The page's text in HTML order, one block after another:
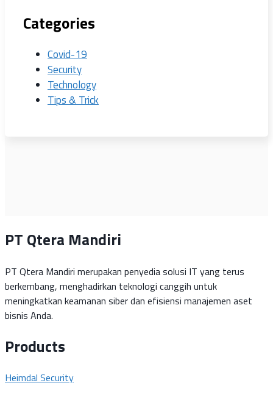
Categories
Covid-19
Security
Technology
Tips & Trick
PT Qtera Mandiri
PT Qtera Mandiri merupakan penyedia solusi IT yang terus
berkembang, menghadirkan teknologi canggih untuk
meningkatkan keamanan siber dan efisiensi manajemen aset
bisnis Anda.
Products
Heimdal Security